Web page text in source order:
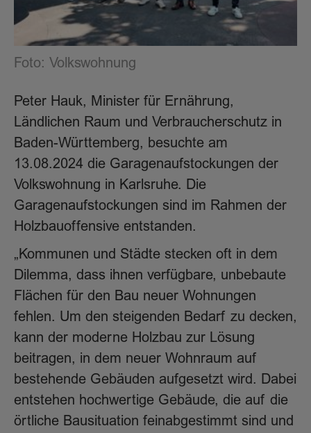
Foto: Volkswohnung
Peter Hauk, Minister für Ernährung,
Ländlichen Raum und Verbraucherschutz in
Baden-Württemberg, besuchte am
13.08.2024 die Garagenaufstockungen der
Volkswohnung in Karlsruhe. Die
Garagenaufstockungen sind im Rahmen der
Holzbauoffensive entstanden.
„Kommunen und Städte stecken oft in dem
Dilemma, dass ihnen verfügbare, unbebaute
Flächen für den Bau neuer Wohnungen
fehlen. Um den steigenden Bedarf zu decken,
kann der moderne Holzbau zur Lösung
beitragen, in dem neuer Wohnraum auf
bestehende Gebäuden aufgesetzt wird. Dabei
entstehen hochwertige Gebäude, die auf die
örtliche Bausituation feinabgestimmt sind und